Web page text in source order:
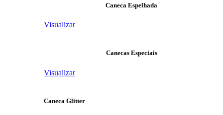
Caneca Espelhada
Visualizar
Canecas Especiais
Visualizar
Caneca Glitter